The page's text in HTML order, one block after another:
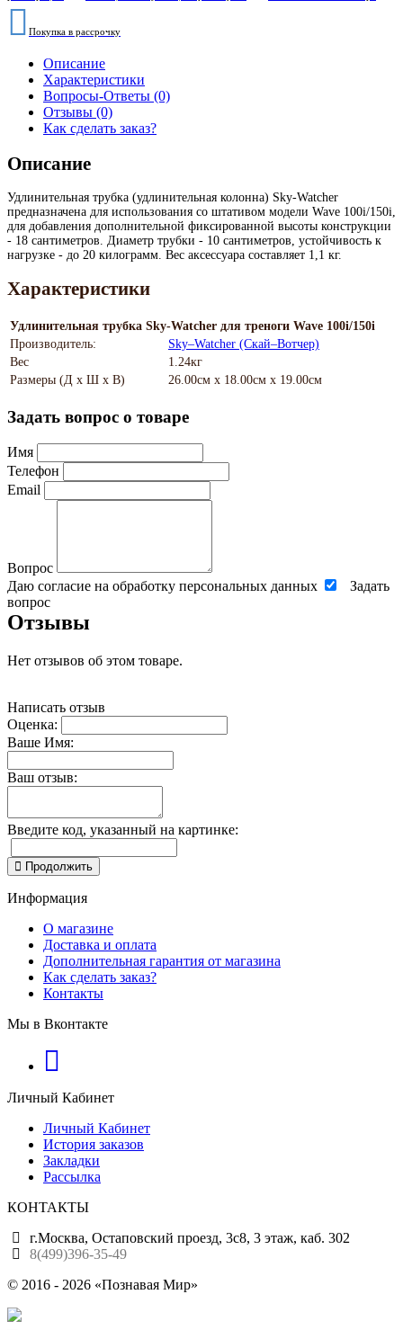
Покупка в рассрочку
Описание
Характеристики
Вопросы-Ответы (0)
Отзывы (0)
Как сделать заказ?
Описание
Удлинительная трубка (удлинительная колонна) Sky-Watcher
предназначена для использования со штативом модели Wave 100i/150i,
для добавления дополнительной фиксированной высоты конструкции
- 18 сантиметров. Диаметр трубки - 10 сантиметров, устойчивость к
нагрузке - до 20 килограмм. Вес аксессуара составляет 1,1 кг.
Характеристики
Удлинительная трубка Sky-Watcher для треноги Wave 100i/150i
Производитель:
Sky–Watcher (Скай–Вотчер)
Вес
1.24кг
Размеры (Д х Ш х В)
26.00см x 18.00см x 19.00см
Задать вопрос о товаре
Имя
Телефон
Email
Вопрос
Даю согласие на обработку персональных данных
Задать
вопрос
Отзывы
Нет отзывов об этом товаре.
Написать отзыв
Оценка:
Ваше Имя:
Ваш отзыв:
Введите код, указанный на картинке:
Продолжить
Информация
О магазине
Доставка и оплата
Дополнительная гарантия от магазина
Как сделать заказ?
Контакты
Мы в Вконтакте
Личный Кабинет
Личный Кабинет
История заказов
Закладки
Рассылка
КОНТАКТЫ
г.Москва, Остаповский проезд, 3с8, 3 этаж, каб. 302
8(499)396-35-49
© 2016 - 2026 «Познавая Мир»